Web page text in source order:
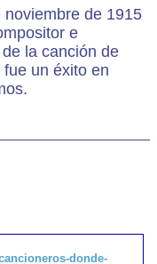
de 1915
e
la canción de
un éxito en
donde-